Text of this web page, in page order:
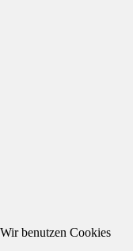
Wir benutzen Cookies